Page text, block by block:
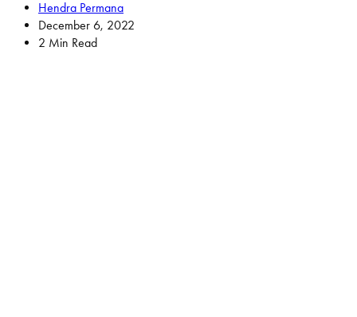
Hendra Permana
December 6, 2022
2 Min Read